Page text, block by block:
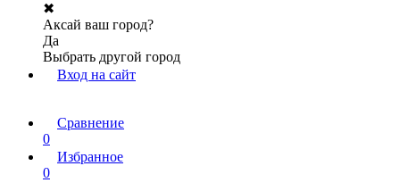
✖
Аксай ваш город?
Да
Выбрать другой город
Вход на сайт
Сравнение
0
Избранное
0